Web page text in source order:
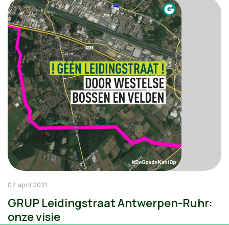
07 april 2021
GRUP Leidingstraat Antwerpen-Ruhr:
onze visie